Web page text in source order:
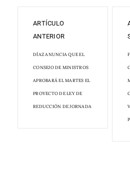
ARTÍCULO
ANTERIOR
DÍAZ ANUNCIA QUE EL
CONSEJO DE MINISTROS
APROBARÁ EL MARTES EL
PROYECTO DE LEY DE
REDUCCIÓN DE JORNADA